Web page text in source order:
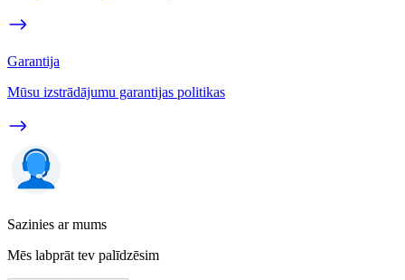
Garantija
Mūsu izstrādājumu garantijas politikas
Sazinies ar mums
Mēs labprāt tev palīdzēsim